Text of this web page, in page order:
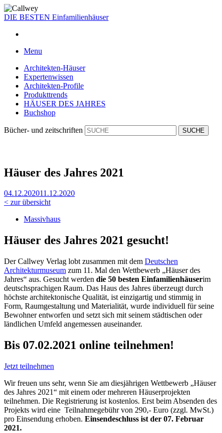
DIE BESTEN Einfamilienhäuser
Menu
Architekten-Häuser
Expertenwissen
Architekten-Profile
Produkttrends
HÄUSER DES JAHRES
Buchshop
Bücher- und zeitschriften
Häuser des Jahres 2021
04.12.202011.12.2020
< zur übersicht
Massivhaus
Häuser des Jahres 2021 gesucht!
Der Callwey Verlag lobt zusammen mit dem Deutschen
Architekturmuseum zum 11. Mal den Wettbewerb „Häuser des
Jahres“ aus. Gesucht werden die 50 besten Einfamilienhäuserim
deutschsprachigen Raum. Das Haus des Jahres überzeugt durch
höchste architektonische Qualität, ist einzigartig und stimmig in
Form, Raumgestaltung und Materialität, wurde individuell für seine
Bewohner entworfen und setzt sich mit seinem städtischen oder
ländlichen Umfeld angemessen auseinander.
Bis 07.02.2021 online teilnehmen!
Jetzt teilnehmen
Wir freuen uns sehr, wenn Sie am diesjährigen Wettbewerb „Häuser
des Jahres 2021“ mit einem oder mehreren Häuserprojekten
teilnehmen. Die Registrierung ist kostenlos. Erst beim Absenden des
Projekts wird eine Teilnahmegebühr von 290,- Euro (zzgl. MwSt.)
pro Einsendung erhoben. Einsendeschluss ist der 07. Februar
2021.